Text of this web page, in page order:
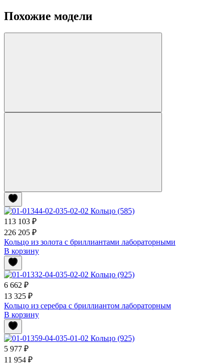
Похожие модели
113 103 ₽
226 205 ₽
Кольцо из золота с бриллиантами лабораторными
В корзину
6 662 ₽
13 325 ₽
Кольцо из серебра с бриллиантом лабораторным
В корзину
5 977 ₽
11 954 ₽